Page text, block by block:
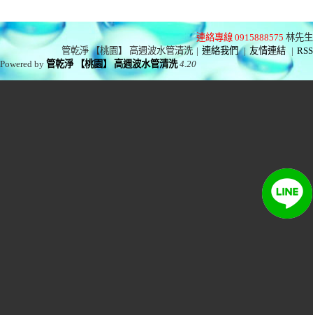
連絡專線 0915888575 林先生
管乾淨 【桃園】 高週波水管清洗 | 連絡我們 | 友情連結 | RSS
Powered by管乾淨 【桃園】 高週波水管清洗 4.20